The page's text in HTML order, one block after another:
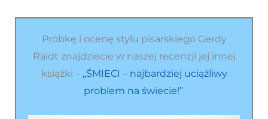
Próbkę i ocenę stylu pisarskiego Gerdy
Raidt znajdziecie w naszej recenzji jej innej
książki – „ŚMIECI – najbardziej uciążliwy
problem na świecie!”.